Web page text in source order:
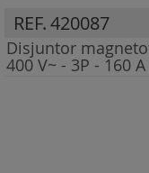
REF.420087
Disjuntor
400 V~ - 3P - 160 A